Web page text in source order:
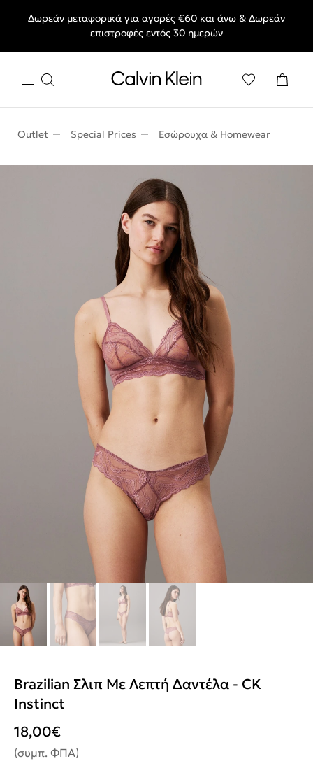
End of Season Deals: Αγαπημένα styles, στις τιμές που θες.
Δωρεάν μεταφορικά για αγορές €60 και άνω & Δωρεάν
επιστροφές εντός 30 ημερών
Outlet Special Prices Εσώρουχα & Homewear
Brazilian Σλιπ Με Λεπτή Δαντέλα - CK
Instinct
18,00€
(συμπ. ΦΠΑ)